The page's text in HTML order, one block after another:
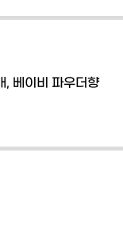
, 베이비 파우더향